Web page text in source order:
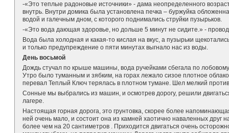
-«Это теплые радоновые источники» - дама неопределенного
внутрь. Внутри домика была установлена печка – буржуйка
водой и галечным дном, с которого поднимались струйки пузырьков.
-«Это вода дающая здоровье, но дольше 5 минут не сидите.» -
Вода была холодная и какая-то кислая на вкус, а пузырьки
и только предупреждение о пяти минутах выгнало нас из воды.
День восьмой
Дождь стучал по крыше машины, вода ручейками сбегала по
Утро было туманным и зябким, на горах лежало сизое плотное
перевал Теплый Ключ терялась в плотном тумане. Шел мелкий
Сонные мы выбрались из машин, и осмотрев дорогу, решили
лагере.
Настоящая горная дорога, это грунтовка, скорее более
ней очень мало, и состоит она из камней хаотично наваленных друг
более чем на 20 сантиметров . Приходится двигаться очень